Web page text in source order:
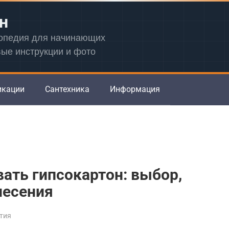
для начинающих
инструкции и фото
Сантехника Информация
гипсокартон: выбор,